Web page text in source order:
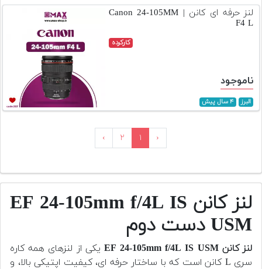
لنز حرفه ای کانن | Canon 24-105MM
F4 L
کارکرده
ناموجود
البرز ۴ سال پیش
‹ ۱ ۲ ›
لنز کانن EF 24-105mm f/4L IS
USM دست دوم
لنز کانن EF 24-105mm f/4L IS USM
یکی از لنزهای همه کاره
سری L کانن است که با ساختار حرفه ای، کیفیت اپتیکی بالا، و